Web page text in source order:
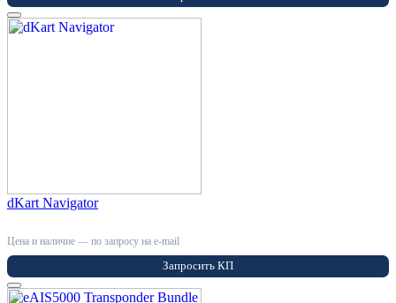
dKart Navigator
Цена и наличие — по запросу на e-mail
Запросить КП